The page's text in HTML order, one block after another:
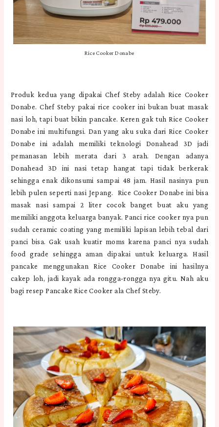
Rice Cooker Donabe
Produk kedua yang dipakai Chef Steby adalah Rice Cooker
Donabe. Chef Steby pakai rice cooker ini bukan buat masak
nasi loh, tapi buat bikin pancake. Keren gak tuh Rice Cooker
Donabe ini multifungsi. Dan yang aku suka dari Rice Cooker
Donabe ini adalah memiliki teknologi Donahead 3D jadi
pemanasan lebih merata dari 3 arah. Dengan adanya
Donahead 3D ini nasi tetap hangat tapi tidak berkerak
sehingga enak dikonsumi sampai 48 jam. Hasil nasinya pun
lebih pulen seperti nasi Jepang. Rice Cooker Donabe ini bisa
masak nasi sampai 2 liter cocok banget buat aku yang
memiliki anggota keluarga banyak. Panci rice cooker nya pun
sudah ceramic coating yang memiliki lapisan lebih tebal dari
panci bisa. Gak usah kuatir moms karena panci nya sudah
food grade sehingga aman dipakai untuk keluarga. Hasil
pancake menggunakan Rice Cooker Donabe ini hasilnya
cakep loh, jadi kayak ada rongga-rongga nya gitu. Nah aku
bagi resep Pancake Rice Cooker ala Chef Steby.